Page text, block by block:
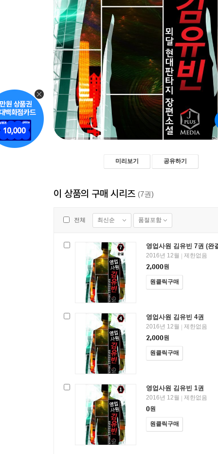
미리보기 공유하기
이 상품의 구매 시리즈 (7권)
전체 최신순 품절포함
영업사원 김유빈 7권 (완
2016년 12월
제한없음
2,000원
원클릭구매
영업사원 김유빈 4권
2016년 12월
제한없음
2,000원
원클릭구매
영업사원 김유빈 1권
2016년 12월
제한없음
0원
원클릭구매